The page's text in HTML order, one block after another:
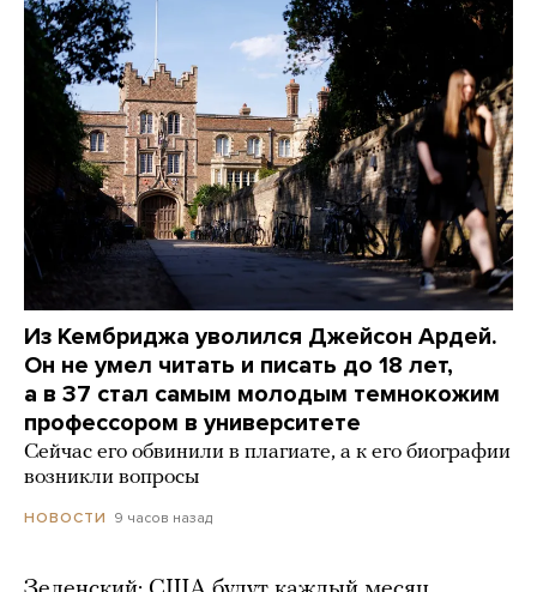
Из Кембриджа уволился Джейсон Ардей.
Он не умел читать и писать до 18 лет,
а в 37 стал самым молодым темнокожим
профессором в университете
Сейчас его обвинили в плагиате, а к его биографии
возникли вопросы
НОВОСТИ 9 часов назад